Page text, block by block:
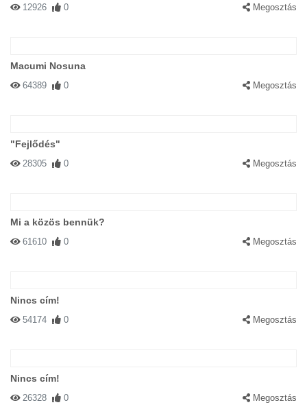
12926 0 Megosztás
Macumi Nosuna
64389 0 Megosztás
"Fejlődés"
28305 0 Megosztás
Mi a közös bennük?
61610 0 Megosztás
Nincs cím!
54174 0 Megosztás
Nincs cím!
26328 0 Megosztás